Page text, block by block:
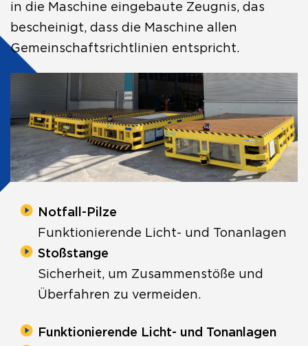
in die Maschine eingebaute Zeugnis, das
bescheinigt, dass die Maschine allen
Gemeinschaftsrichtlinien entspricht.
Notfall-Pilze
Funktionierende Licht- und Tonanlagen
Stoßstange
Sicherheit, um Zusammenstöße und
Überfahren zu vermeiden.
Funktionierende Licht- und Tonanlagen